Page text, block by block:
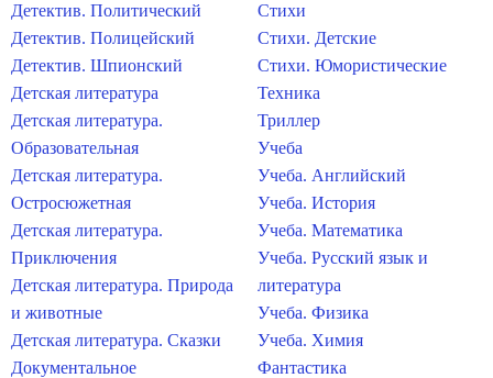
Детектив. Политический
Детектив. Полицейский
Детектив. Шпионский
Детская литература
Детская литература.
Образовательная
Детская литература.
Остросюжетная
Детская литература.
Приключения
Детская литература. Природа
и животные
Детская литература. Сказки
Документальное
Стихи
Стихи. Детские
Стихи. Юмористические
Техника
Триллер
Учеба
Учеба. Английский
Учеба. История
Учеба. Математика
Учеба. Русский язык и
литература
Учеба. Физика
Учеба. Химия
Фантастика